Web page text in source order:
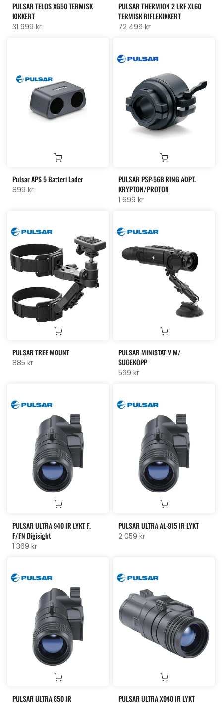
PULSAR TELOS XG50 TERMISK
KIKKERT
31 999 kr
PULSAR THERMION 2 LRF XL60
TERMISK RIFLEKIKKERT
72 499 kr
Pulsar APS 5 Batteri Lader
899 kr
PULSAR PSP-56B RING ADPT.
KRYPTON/PROTON
1 699 kr
PULSAR TREE MOUNT
885 kr
PULSAR MINISTATIV M/
SUGEKOPP
599 kr
PULSAR ULTRA 940 IR LYKT F.
F/FN Digisight
1 369 kr
PULSAR ULTRA AL-915 IR LYKT
2 059 kr
PULSAR ULTRA 850 IR PULSAR ULTRA X940 IR LYKT